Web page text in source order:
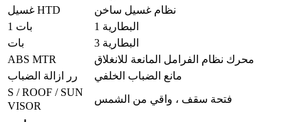
غسيل HTD
نظام غسيل ساخن
بات 1
البطارية 1
بات
البطارية 3
ABS MTR
محرك نظام الفرامل المانعة للانغلاق
رر ازالة الضباب
مانع الضباب الخلفي
S / ROOF / SUN
VISOR
فتحة سقف ، واقي من الشمس